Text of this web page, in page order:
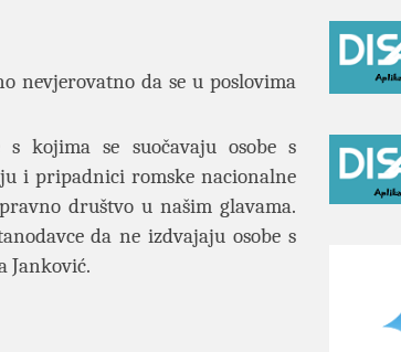
nevjerovatno da se u poslovima
kojima se suočavaju osobe s
i pripadnici romske nacionalne
društvo u našim glavama.
da ne izdvajaju osobe s
Janković.